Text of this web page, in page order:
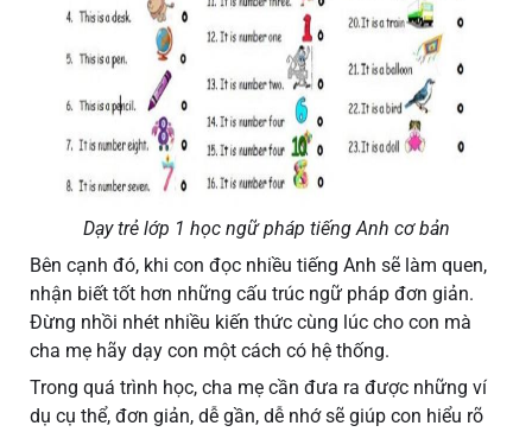
Dạy trẻ lớp 1 học ngữ pháp tiếng Anh cơ bản
Bên cạnh đó, khi con đọc nhiều tiếng Anh sẽ làm quen,
nhận biết tốt hơn những cấu trúc ngữ pháp đơn giản.
Đừng nhồi nhét nhiều kiến thức cùng lúc cho con mà
cha mẹ hãy dạy con một cách có hệ thống.
Trong quá trình học, cha mẹ cần đưa ra được những ví
dụ cụ thể, đơn giản, dễ gần, dễ nhớ sẽ giúp con hiểu rõ